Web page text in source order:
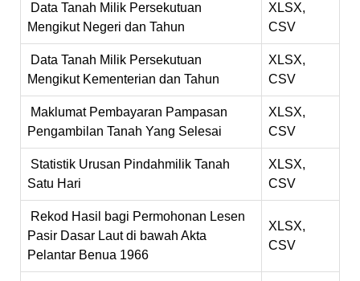
Data Tanah Milik Persekutuan
Mengikut Negeri dan Tahun
XLSX,
CSV
Data Tanah Milik Persekutuan
Mengikut Kementerian dan Tahun
XLSX,
CSV
Maklumat Pembayaran Pampasan
Pengambilan Tanah Yang Selesai
XLSX,
CSV
Statistik Urusan Pindahmilik Tanah
Satu Hari
XLSX,
CSV
Rekod Hasil bagi Permohonan Lesen
Pasir Dasar Laut di bawah Akta
Pelantar Benua 1966
XLSX,
CSV